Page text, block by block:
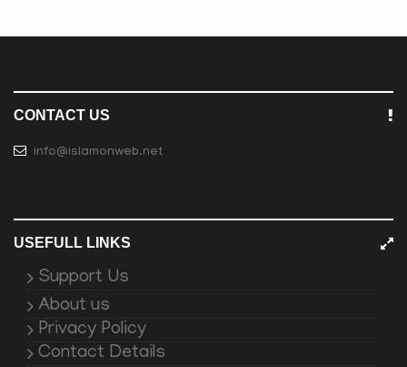
CONTACT US
info@islamonweb.net
USEFULL LINKS
Support Us
About us
Privacy Policy
Contact Details